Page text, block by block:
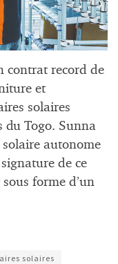
contrat record de
et
solaires
du Togo. Sunna
solaire autonome
de ce
forme d’un
solaires